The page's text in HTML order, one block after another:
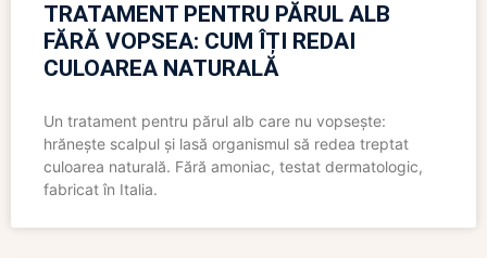
TRATAMENT PENTRU PĂRUL ALB
FĂRĂ VOPSEA: CUM ÎȚI REDAI
CULOAREA NATURALĂ
Un tratament pentru părul alb care nu vopsește:
hrănește scalpul și lasă organismul să redea treptat
culoarea naturală. Fără amoniac, testat dermatologic,
fabricat în Italia.